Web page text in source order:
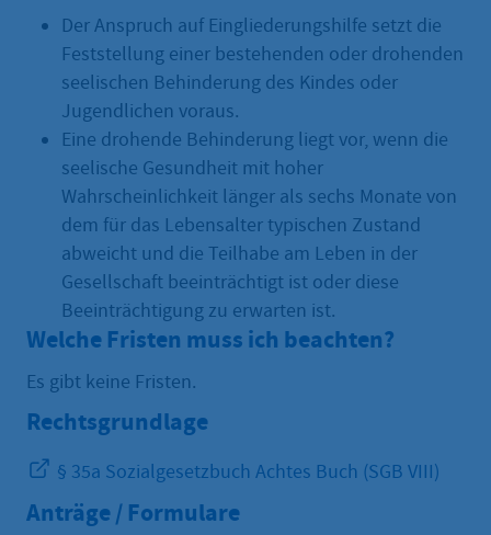
Der Anspruch auf Eingliederungshilfe setzt die
Feststellung einer bestehenden oder drohenden
seelischen Behinderung des Kindes oder
Jugendlichen voraus.
Eine drohende Behinderung liegt vor, wenn die
seelische Gesundheit mit hoher
Wahrscheinlichkeit länger als sechs Monate von
dem für das Lebensalter typischen Zustand
abweicht und die Teilhabe am Leben in der
Gesellschaft beeinträchtigt ist oder diese
Beeinträchtigung zu erwarten ist.
Welche Fristen muss ich beachten?
Es gibt keine Fristen.
Rechtsgrundlage
§ 35a Sozialgesetzbuch Achtes Buch (SGB VIII)
Anträge / Formulare